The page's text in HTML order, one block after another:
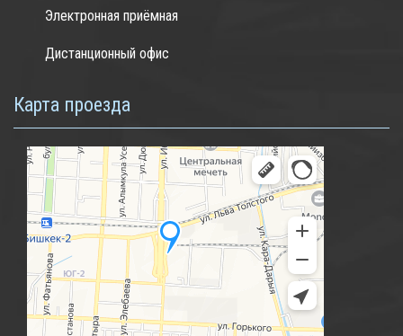
Электронная приёмная
Дистанционный офис
Карта проезда